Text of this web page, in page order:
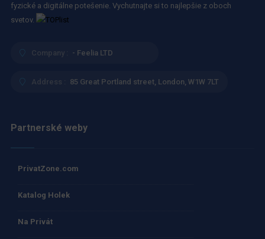
fyzické a digitálne potešenie. Vychutnajte si to najlepšie z oboch
svetov.
Company : - Feelia LTD
Address : 85 Great Portland street, London, W1W 7LT
Partnerské weby
PrivatZone.com
Katalog Holek
Na Privát